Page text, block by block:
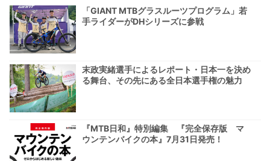
「GIANT MTBグラスルーツプログラム」若
手ライダーがDHシリーズに参戦
末政実緒選手によるレポート・日本一を決め
る舞台、その先にある全日本選手権の魅力
『MTB日和』特別編集 『完全保存版 マ
ウンテンバイクの本』7月31日発売！